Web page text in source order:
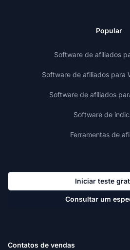
Popular
Software de afiliados
Software de afiliados para
Software de afiliados
Software de
Ferramentas de
Iniciar teste
Consultar um
Contatos de vendas